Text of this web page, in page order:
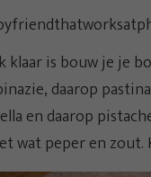
klaar is bouw je je
daarop
en daarop
wat peper en zout.